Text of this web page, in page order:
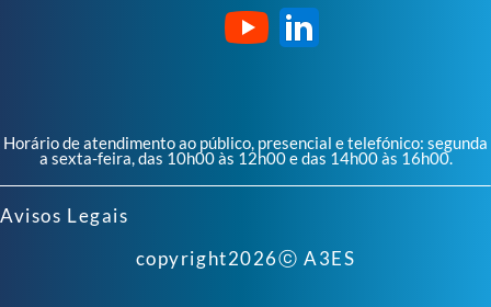
Horário de atendimento ao público, presencial e telefónico: segunda
a sexta-feira, das 10h00 às 12h00 e das 14h00 às 16h00.
Avisos Legais
copyright2026ⓒ A3ES